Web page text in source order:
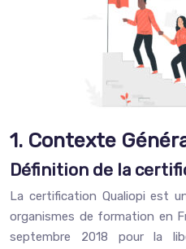
1. Contexte
Définition de la
La certification Qualiopi est
organismes de formation en
septembre 2018 pour la